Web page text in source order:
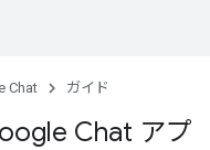
Chat ガイド
Chat アプ